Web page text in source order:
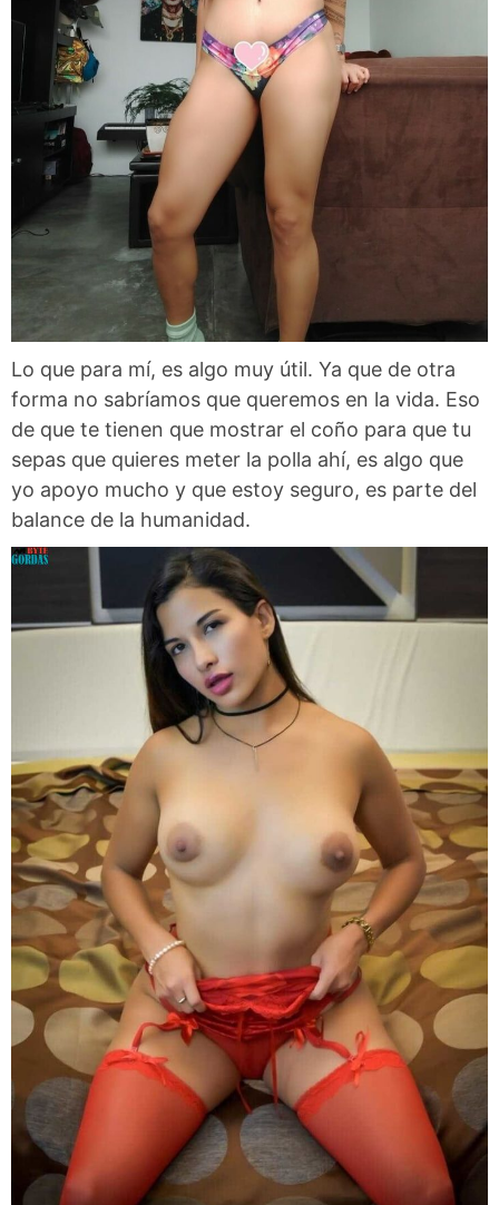
Lo que para mí, es algo muy útil. Ya que de otra
forma no sabríamos que queremos en la vida. Eso
de que te tienen que mostrar el coño para que tu
sepas que quieres meter la polla ahí, es algo que
yo apoyo mucho y que estoy seguro, es parte del
balance de la humanidad.